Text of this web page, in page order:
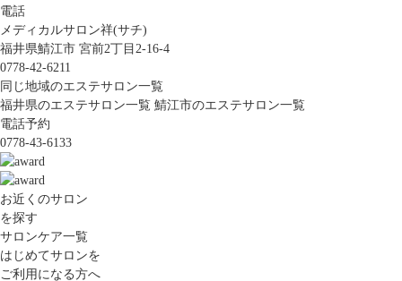
電話
メディカルサロン祥(サチ)
福井県鯖江市 宮前2丁目2-16-4
0778-42-6211
同じ地域のエステサロン一覧
福井県のエステサロン一覧 鯖江市のエステサロン一覧
電話予約
0778-43-6133
お近くのサロン
を探す
サロンケア一覧
はじめてサロンを
ご利用になる方へ